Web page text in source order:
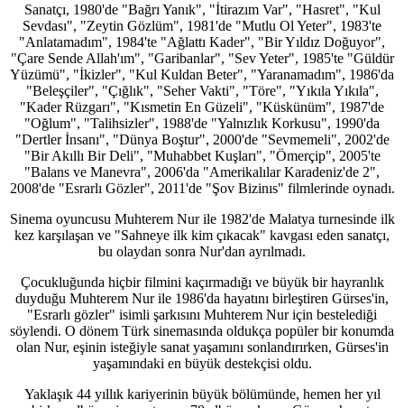
Sanatçı, 1980'de "Bağrı Yanık", "İtirazım Var", "Hasret", "Kul
Sevdası", "Zeytin Gözlüm", 1981'de "Mutlu Ol Yeter", 1983'te
"Anlatamadım", 1984'te "Ağlattı Kader", "Bir Yıldız Doğuyor",
"Çare Sende Allah'ım", "Garibanlar", "Sev Yeter", 1985'te "Güldür
Yüzümü", "İkizler", "Kul Kuldan Beter", "Yaranamadım", 1986'da
"Beleşçiler", "Çığlık", "Seher Vakti", "Töre", "Yıkıla Yıkıla",
"Kader Rüzgarı", "Kısmetin En Güzeli", "Küskünüm", 1987'de
"Oğlum", "Talihsizler", 1988'de "Yalnızlık Korkusu", 1990'da
"Dertler İnsanı", "Dünya Boştur", 2000'de "Sevmemeli", 2002'de
"Bir Akıllı Bir Deli", "Muhabbet Kuşları", "Ömerçip", 2005'te
"Balans ve Manevra", 2006'da "Amerikalılar Karadeniz'de 2",
2008'de "Esrarlı Gözler", 2011'de "Şov Bizinıs" filmlerinde oynadı.
Sinema oyuncusu Muhterem Nur ile 1982'de Malatya turnesinde ilk
kez karşılaşan ve "Sahneye ilk kim çıkacak" kavgası eden sanatçı,
bu olaydan sonra Nur'dan ayrılmadı.
Çocukluğunda hiçbir filmini kaçırmadığı ve büyük bir hayranlık
duyduğu Muhterem Nur ile 1986'da hayatını birleştiren Gürses'in,
"Esrarlı gözler" isimli şarkısını Muhterem Nur için bestelediği
söylendi. O dönem Türk sinemasında oldukça popüler bir konumda
olan Nur, eşinin isteğiyle sanat yaşamını sonlandırırken, Gürses'in
yaşamındaki en büyük destekçisi oldu.
Yaklaşık 44 yıllık kariyerinin büyük bölümünde, hemen her yıl